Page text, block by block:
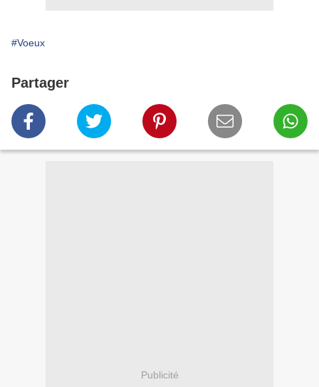
#Voeux
Partager
Publicité